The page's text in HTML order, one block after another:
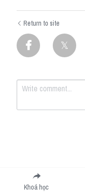
Return to site
Submit
Khoá học